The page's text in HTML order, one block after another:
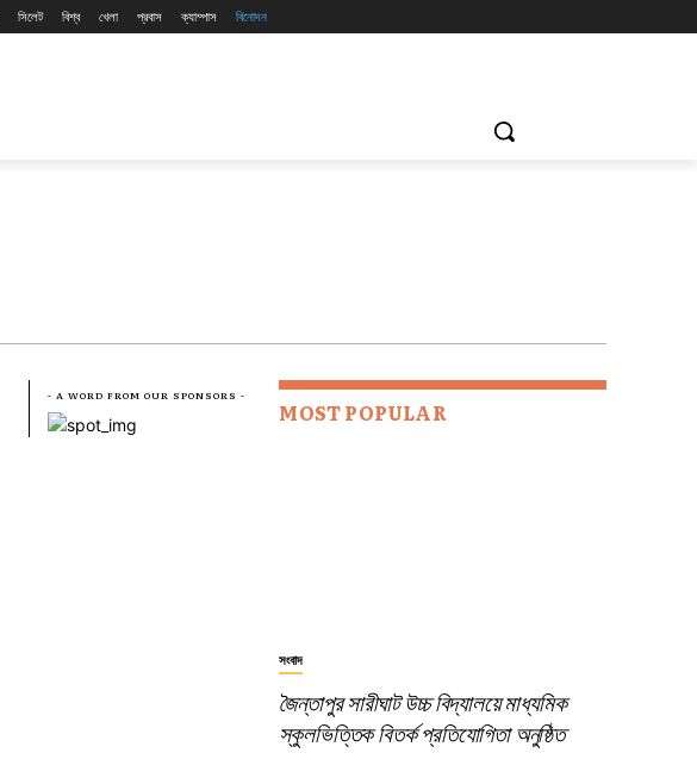
সিলেট বিশ্ব খেলা প্রবাস ক্যাম্পাস বিনোদন
- A WORD FROM OUR SPONSORS -
MOST POPULAR
সংবাদ
জৈন্তাপুর সারীঘাট উচ্চ বিদ্যালয়ে মাধ্যমিক
স্কুলভিত্তিক বিতর্ক প্রতিযোগিতা অনুষ্ঠিত